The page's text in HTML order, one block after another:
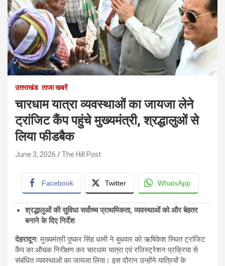
उत्तराखंड ताजा खबरें
चारधाम यात्रा व्यवस्थाओं का जायजा लेने
ट्रांजिट कैंप पहुंचे मुख्यमंत्री, श्रद्धालुओं से
लिया फीडबैक
June 3, 2026 The Hill Post
Facebook Twitter WhatsApp
श्रद्धालुओं की सुविधा सर्वोच्च प्राथमिकता, व्यवस्थाओं को और बेहतर
बनाने के दिए निर्देश
देहरादून: मुख्यमंत्री पुष्कर सिंह धामी ने बुधवार को ऋषिकेश स्थित ट्रांजिट
कैंप का औचक निरीक्षण कर चारधाम यात्रा एवं रजिस्ट्रेशन प्रक्रिया से
संबंधित व्यवस्थाओं का जायजा लिया। इस दौरान उन्होंने यात्रियों के